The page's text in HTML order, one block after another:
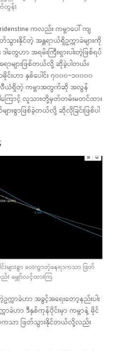
န်း
ကလည်း ကမ္ဘာပေါ် ကျ
းနိုင်တဲ့ အန္တရာယ်ရှိဥက္ကာခဲများကို
ေဟာ အရမ်းကြီးရှားပါးတဲ့ဖြစ်ရပ်
ာများဖြစ်တယ်လို့ ဆိုခဲ့ပါတယ်။
ာ နှစ်ပေါင်း ၇၀၀၀~၁၀၀၀၀
ဘီလီယံရှိတဲ့ ကမ္ဘာအတွက်ဆို အလွန်
ြောင့် လူသားတို့မှတ်တမ်းမတင်ထား
ားစွာဖြစ်ခဲ့တယ်လို့ ဆိုလိုခြင်းဖြစ်ပါ
းများစွာ ဝေးကွာတဲ့နေရာကသာ ဖြတ်
မျှော်လင့်ထားကြ
ကာခဲဟာ အခွင့်အရေးတော့နည်းပါး
ာခဲဟာ ဒီနှစ်ကုန်ပိုင်းမှာ ကမ္ဘာနဲ့ မိုင်
ရာကသာ ဖြတ်သွားနိုင်တယ်လို့လည်း